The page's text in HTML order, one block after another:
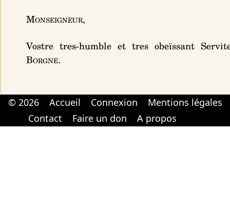
Monseigneur,
Vostre tres-humble et tres obeïssant
Borgne.
© 2026 Accueil Connexion
Mentions légales
Contact
Faire un don A propos